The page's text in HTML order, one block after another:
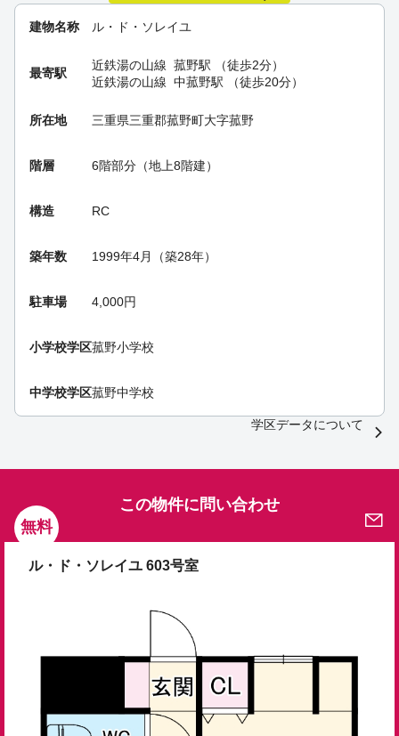
建物名称 ル・ド・ソレイユ
最寄駅
近鉄湯の山線 菰野駅 （徒歩2分）
近鉄湯の山線 中菰野駅 （徒歩20分）
所在地 三重県三重郡菰野町大字菰野
階層 6階部分（地上8階建）
構造 RC
築年数 1999年4月（築28年）
駐車場 4,000円
小学校学区菰野小学校
中学校学区菰野中学校
学区データについて
無料
この物件に問い合わせ
ル・ド・ソレイユ 603号室